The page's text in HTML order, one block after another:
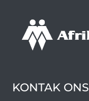
KONTAK ONS